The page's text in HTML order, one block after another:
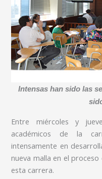
Intensas han sido las
Entre miércoles y
académicos de la
intensamente en
nueva malla en el
esta carrera.